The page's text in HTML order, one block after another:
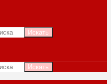
Искать
Искать